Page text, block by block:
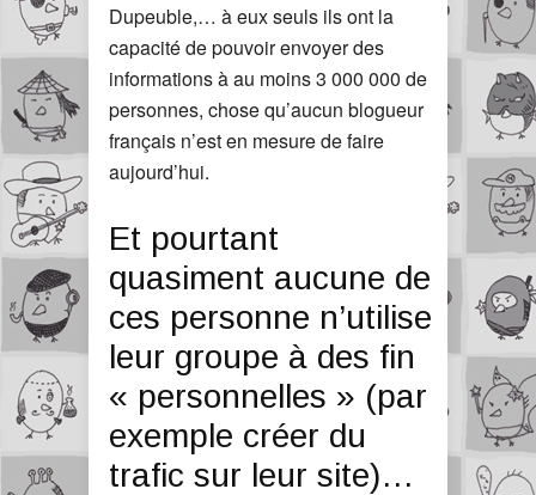
Dupeuble,… à eux seuls ils ont la
capacité de pouvoir envoyer des
informations à au moins 3 000 000 de
personnes, chose qu’aucun blogueur
français n’est en mesure de faire
aujourd’hui.
Et pourtant
quasiment aucune de
ces personne n’utilise
leur groupe à des fin
« personnelles » (par
exemple créer du
trafic sur leur site)…